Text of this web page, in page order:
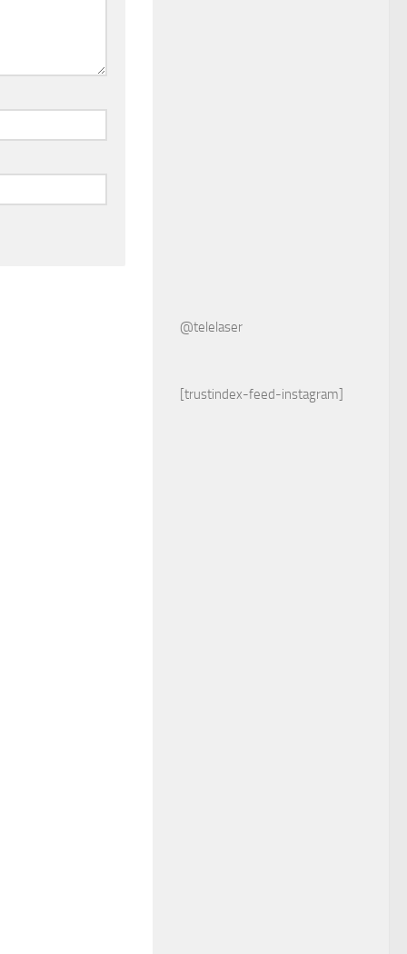
@telelaser
[trustindex-feed-instagram]